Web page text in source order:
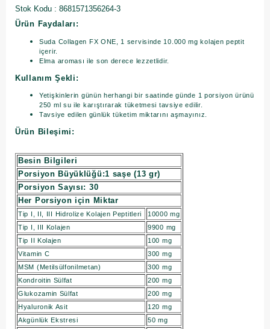
Stok Kodu
8681571356264-3
Ürün Faydaları:
Suda Collagen FX ONE, 1 servisinde 10.000 mg kolajen peptit
içerir.
Elma aroması ile son derece lezzetlidir.
Kullanım Şekli:
Yetişkinlerin günün herhangi bir saatinde günde 1 porsiyon ürünü
250 ml su ile karıştırarak tüketmesi tavsiye edilir.
Tavsiye edilen günlük tüketim miktarını aşmayınız.
Ürün Bileşimi:
Besin Bilgileri
Porsiyon Büyüklüğü:1 saşe (13 gr)
Porsiyon Sayısı: 30
Her Porsiyon için Miktar
Tip I, II, III Hidrolize Kolajen Peptitleri
10000 mg
Tip I, III Kolajen
9900 mg
Tip II Kolajen
100 mg
Vitamin C
300 mg
MSM (Metilsülfonilmetan)
300 mg
Kondroitin Sülfat
200 mg
Glukozamin Sülfat
200 mg
Hyaluronik Asit
120 mg
Akgünlük Ekstresi
50 mg